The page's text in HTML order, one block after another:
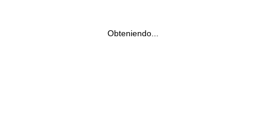
Obteniendo...